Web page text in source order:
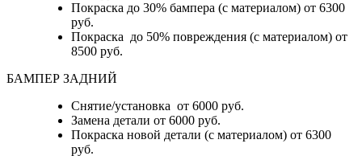
Покраска до 30% бампера (с материалом) от 6300
руб.
Покраска до 50% повреждения (с материалом) от
8500 руб.
БАМПЕР ЗАДНИЙ
Снятие/установка от 6000 руб.
Замена детали от 6000 руб.
Покраска новой детали (с материалом) от 6300
руб.